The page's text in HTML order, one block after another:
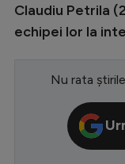
CM
Claudiu Petrila
echipei lor la
Nu rata